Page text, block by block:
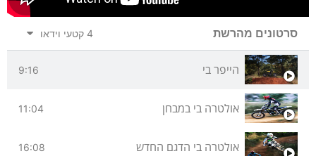
סרטונים מהרשת 4 קטעי וידאו
הייפר בי 9:16
אולטרה בי במבחן 11:04
אולטרה בי הדגם החדש 16:08